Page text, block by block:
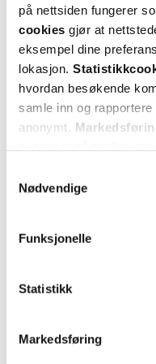
på nettsiden fungerer
cookies gjør at
eksempel dine
lokasjon.
hvordan besøkende
samle inn og
anonymt.
Nødvendige
Funksjonelle
Statistikk
Markedsføring
Kjøp
Sunday Morning Refreshing
Cleansing Foam
219,-
154,-